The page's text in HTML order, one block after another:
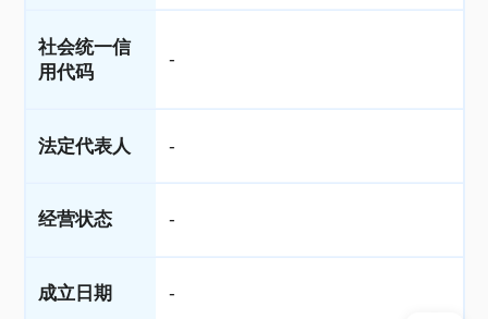
社会统一信
用代码
-
法定代表人 -
经营状态 -
成立日期 -